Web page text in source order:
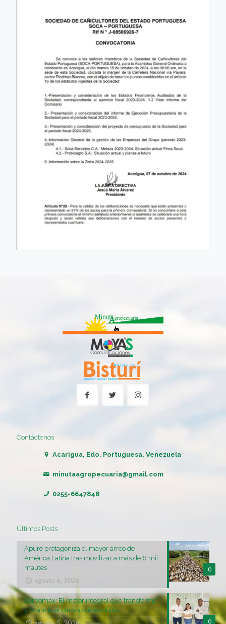
Contáctenos
Acarigua, Edo. Portuguesa, Venezuela
minutaagropecuaria@gmail.com
0255-6647848
Últimos Posts
0
Apure protagoniza el mayor arreo de
América Latina tras movilizar a más de 6 mil
mautes
agosto 6, 2026
0
Corpomax: El motor integral que transforma
y financia el campo venezolano